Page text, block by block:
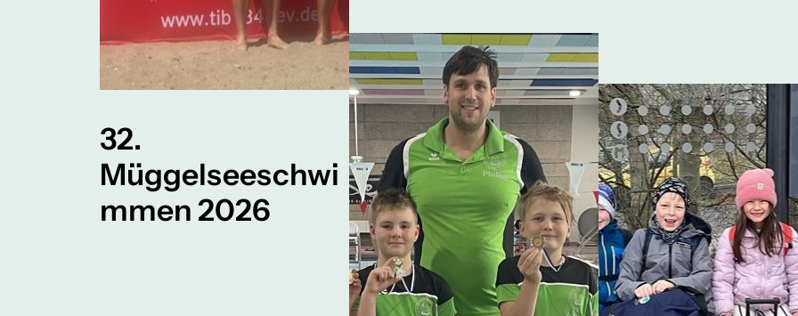
32.
Müggelseeschwi
mmen 2026